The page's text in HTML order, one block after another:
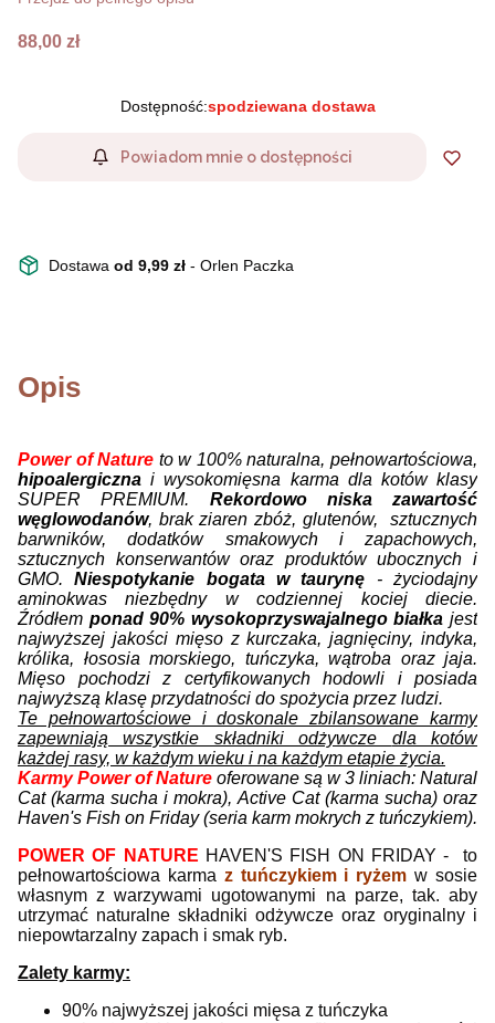
Cena
88,00 zł
Dostępność:spodziewana dostawa
Powiadom mnie o dostępności
Dostawa od 9,99 zł - Orlen Paczka
Opis
Power of Nature to w 100% naturalna, pełnowartościowa,
hipoalergiczna i wysokomięsna karma dla kotów klasy
SUPER PREMIUM. Rekordowo niska zawartość
węglowodanów, brak ziaren zbóż, glutenów, sztucznych
barwników, dodatków smakowych i zapachowych,
sztucznych konserwantów oraz produktów ubocznych i
GMO.Niespotykanie bogata w taurynę - życiodajny
aminokwas niezbędny w codziennej kociej diecie.
Źródłem ponad 90% wysokoprzyswajalnego białka jest
najwyższej jakości mięso z kurczaka, jagnięciny, indyka,
królika, łososia morskiego, tuńczyka, wątroba oraz jaja.
Mięso pochodzi z certyfikowanych hodowli i posiada
najwyższą klasę przydatności do spożycia przez ludzi.
Te pełnowartościowe i doskonale zbilansowane karmy
zapewniają wszystkie składniki odżywcze dla kotów
każdej rasy, w każdym wieku i na każdym etapie życia.
Karmy Power of Nature oferowane są w 3 liniach: Natural
Cat (karma sucha i mokra), Active Cat (karma sucha) oraz
Haven's Fish on Friday (seria karm mokrych z tuńczykiem).
POWER OF NATURE HAVEN'S FISH ON FRIDAY - to
pełnowartościowa karma z tuńczykiem i ryżem w sosie
własnym z warzywami ugotowanymi na parze, tak. aby
utrzymać naturalne składniki odżywcze oraz oryginalny i
niepowtarzalny zapach i smak ryb.
Zalety karmy:
90% najwyższej jakości mięsa z tuńczyka